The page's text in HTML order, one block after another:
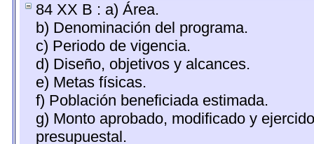
84 XX B : a) Área.
b) Denominación del programa.
c) Periodo de vigencia.
d) Diseño, objetivos y alcances.
e) Metas físicas.
f) Población beneficiada estimada.
g) Monto aprobado, modificado y
presupuestal.